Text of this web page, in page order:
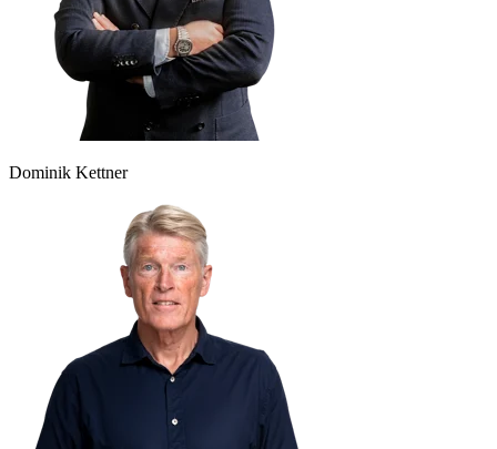
Dominik Kettner